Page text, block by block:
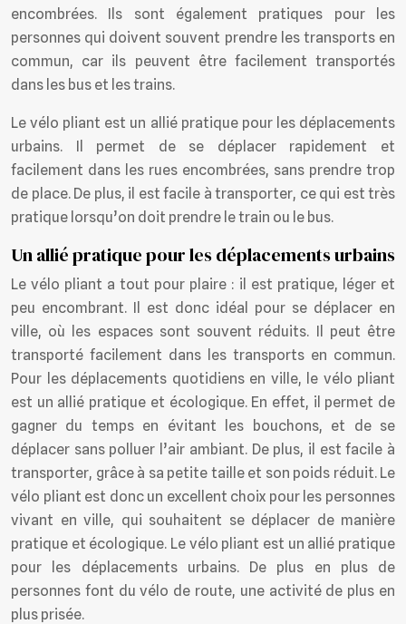
encombrées. Ils sont également pratiques pour les
personnes qui doivent souvent prendre les transports en
commun, car ils peuvent être facilement transportés
dans les bus et les trains.
Le vélo pliant est un allié pratique pour les déplacements
urbains. Il permet de se déplacer rapidement et
facilement dans les rues encombrées, sans prendre trop
de place. De plus, il est facile à transporter, ce qui est très
pratique lorsqu’on doit prendre le train ou le bus.
Un allié pratique pour les déplacements urbains
Le vélo pliant a tout pour plaire : il est pratique, léger et
peu encombrant. Il est donc idéal pour se déplacer en
ville, où les espaces sont souvent réduits. Il peut être
transporté facilement dans les transports en commun.
Pour les déplacements quotidiens en ville, le vélo pliant
est un allié pratique et écologique. En effet, il permet de
gagner du temps en évitant les bouchons, et de se
déplacer sans polluer l’air ambiant. De plus, il est facile à
transporter, grâce à sa petite taille et son poids réduit. Le
vélo pliant est donc un excellent choix pour les personnes
vivant en ville, qui souhaitent se déplacer de manière
pratique et écologique. Le vélo pliant est un allié pratique
pour les déplacements urbains. De plus en plus de
personnes font du vélo de route, une activité de plus en
plus prisée.